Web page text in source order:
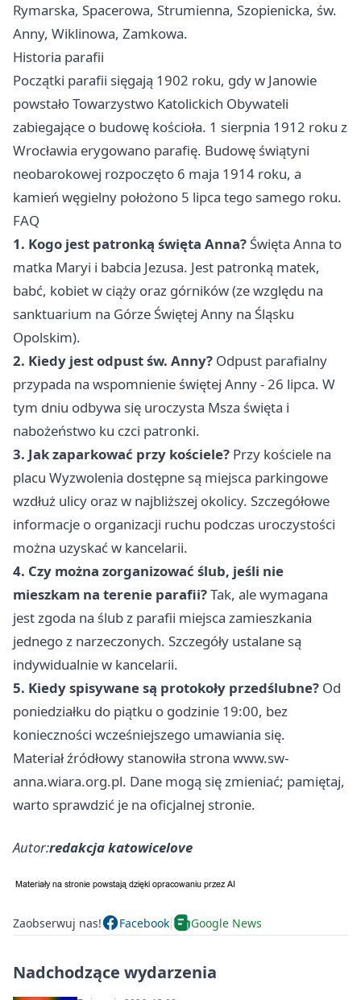
Rymarska, Spacerowa, Strumienna, Szopienicka, św.
Anny, Wiklinowa, Zamkowa.
Historia parafii
Początki parafii sięgają 1902 roku, gdy w Janowie
powstało Towarzystwo Katolickich Obywateli
zabiegające o budowę kościoła. 1 sierpnia 1912 roku z
Wrocławia erygowano parafię. Budowę świątyni
neobarokowej rozpoczęto 6 maja 1914 roku, a
kamień węgielny położono 5 lipca tego samego roku.
FAQ
1. Kogo jest patronką święta Anna?Święta Anna to
matka Maryi i babcia Jezusa. Jest patronką matek,
babć, kobiet w ciąży oraz górników (ze względu na
sanktuarium na Górze Świętej Anny na Śląsku
Opolskim).
2. Kiedy jest odpust św. Anny? Odpust parafialny
przypada na wspomnienie świętej Anny - 26 lipca. W
tym dniu odbywa się uroczysta Msza święta i
nabożeństwo ku czci patronki.
3. Jak zaparkować przy kościele? Przy kościele na
placu Wyzwolenia dostępne są miejsca parkingowe
wzdłuż ulicy oraz w najbliższej okolicy. Szczegółowe
informacje o organizacji ruchu podczas uroczystości
można uzyskać w kancelarii.
4. Czy można zorganizować ślub, jeśli nie
mieszkam na terenie parafii?Tak, ale wymagana
jest zgoda na ślub z parafii miejsca zamieszkania
jednego z narzeczonych. Szczegóły ustalane są
indywidualnie w kancelarii.
5. Kiedy spisywane są protokoły przedślubne? Od
poniedziałku do piątku o godzinie 19:00, bez
konieczności wcześniejszego umawiania się.
Materiał źródłowy stanowiła strona www.sw-
anna.wiara.org.pl. Dane mogą się zmieniać; pamiętaj,
warto sprawdzić je na oficjalnej stronie.
Autor:redakcja katowicelove
Zaobserwuj nas! Facebook Google News
Nadchodzące wydarzenia